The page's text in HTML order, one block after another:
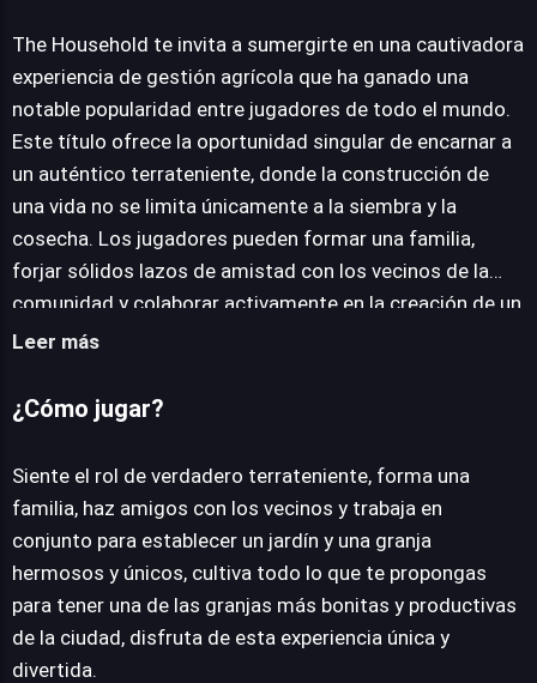
JUEGALO AHORA
The Household te invita a sumergirte en una cautivadora
experiencia de gestión agrícola que ha ganado una
notable popularidad entre jugadores de todo el mundo.
Este título ofrece la oportunidad singular de encarnar a
un auténtico terrateniente, donde la construcción de
una vida no se limita únicamente a la siembra y la
cosecha. Los jugadores pueden formar una familia,
forjar sólidos lazos de amistad con los vecinos de la
comunidad y colaborar activamente en la creación de un
jardín y una granja que sean tanto distintivos como
pilar fundamental del juego, incentivando la formación
significativamente las posibilidades de tu parcela. El
objetivo primordial es desarrollar una de las granjas más
productivas y hermosas de la región, destacando no
solo por su meticuloso diseño, sino también por la rica
variedad de sus cultivos y la eficiencia de su producción.
La propuesta central se enfoca en la progresión
constante, la personalización detallada y la profunda
Leer más
¿Cómo jugar?
Siente el rol de verdadero terrateniente, forma una
familia, haz amigos con los vecinos y trabaja en
conjunto para establecer un jardín y una granja
hermosos y únicos, cultiva todo lo que te propongas
para tener una de las granjas más bonitas y productivas
de la ciudad, disfruta de esta experiencia única y
divertida.